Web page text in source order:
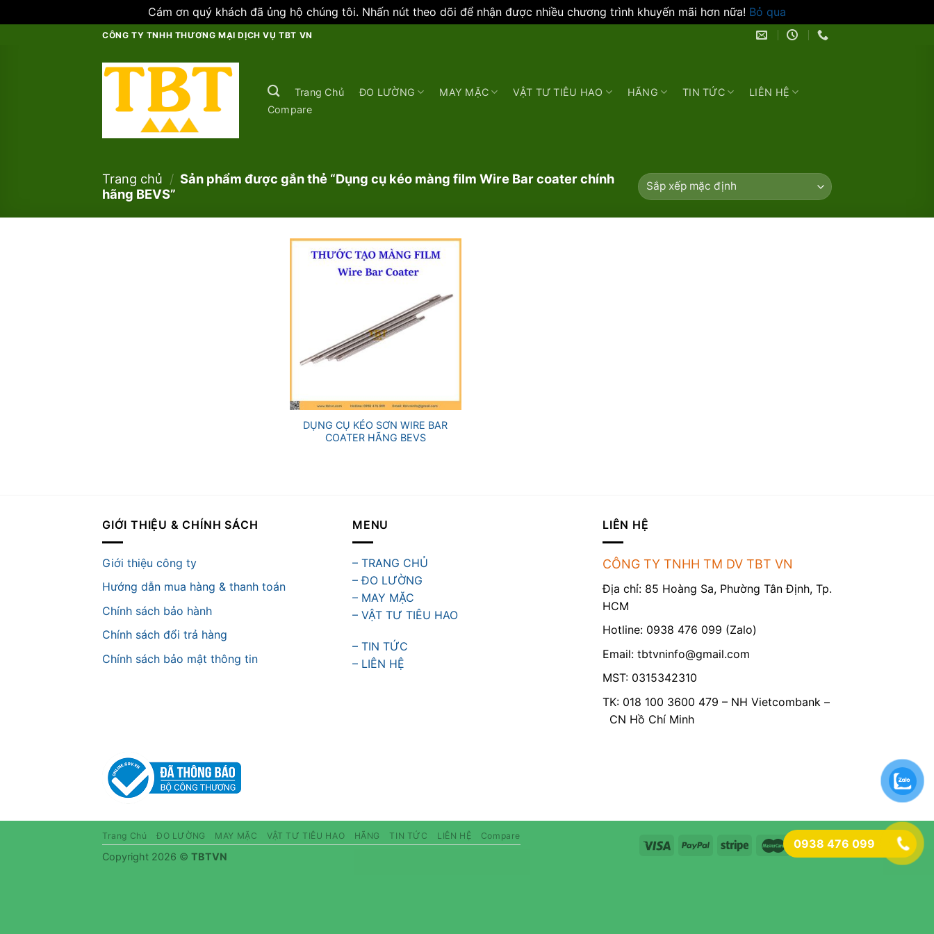
Cám ơn quý khách đã ủng hộ chúng tôi. Nhấn nút theo dõi để nhận được nhiều chương trình khuyến mãi hơn nữa! Bỏ qua
CÔNG TY TNHH THƯƠNG MẠI DỊCH VỤ TBT VN
Trang Chủ ĐO LƯỜNG MAY MẶC VẬT TƯ TIÊU HAO HÃNG TIN TỨC
LIÊN HỆ
Compare
Trang chủ / Sản phẩm được gắn thẻ “Dụng cụ kéo màng film Wire Bar coater chính
hãng BEVS”
DỤNG CỤ KÉO SƠN WIRE BAR
COATER HÃNG BEVS
GIỚI THIỆU & CHÍNH SÁCH
Giới thiệu công ty
Hướng dẫn mua hàng & thanh toán
Chính sách bảo hành
Chính sách đổi trả hàng
Chính sách bảo mật thông tin
MENU
– TRANG CHỦ
– ĐO LƯỜNG
– MAY MẶC
– VẬT TƯ TIÊU HAO
– TIN TỨC
– LIÊN HỆ
LIÊN HỆ
CÔNG TY TNHH TM DV TBT VN
Địa chỉ: 85 Hoàng Sa, Phường Tân Định, Tp.
HCM
Hotline: 0938 476 099 (Zalo)
Email: tbtvninfo@gmail.com
MST: 0315342310
TK: 018 100 3600 479 – NH Vietcombank –
CN Hồ Chí Minh
Trang Chủ ĐO LƯỜNG MAY MẶC VẬT TƯ TIÊU HAO HÃNG TIN TỨC LIÊN HỆ Compare
Copyright 2026 © TBTVN
0938 476 099